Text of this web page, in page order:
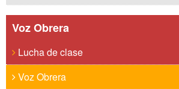
Voz Obrera
Lucha de clase
Voz Obrera